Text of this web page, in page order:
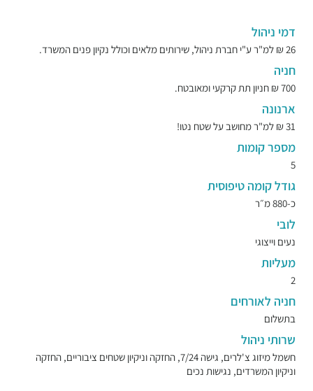
דמי ניהול
26 ₪ למ"ר ע"י חברת ניהול, שירותים מלאים וכולל נקיון פנים המשרד.
חניה
700 ₪ חניון תת קרקעי ומאובטח.
ארנונה
31 ₪ למ"ר מחושב על שטח נטו!
מספר קומות
5
גודל קומה טיפוסית
כ-880 מ״ר
לובי
נעים וייצוגי
מעליות
2
חניה לאורחים
בתשלום
שרותי ניהול
חשמל מיזוג צ'לרים, גישה 7/24, החזקה וניקיון שטחים ציבוריים, החזקה
וניקיון המשרדים, נגישות נכים